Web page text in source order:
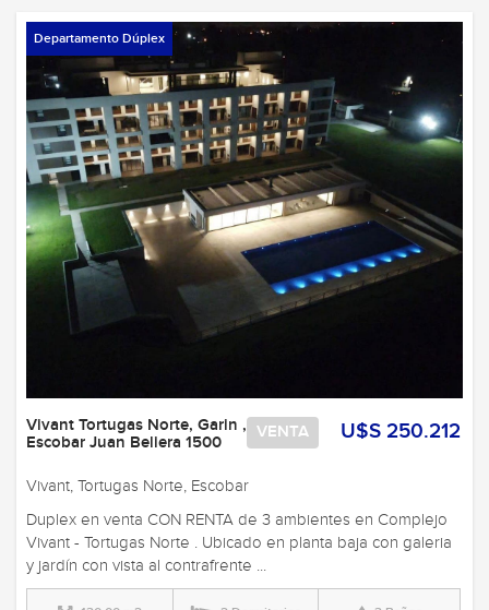
Departamento Dúplex
U$S 250.212
VENTA
Vivant Tortugas Norte, Garin ,
Escobar Juan Beliera 1500
Vivant, Tortugas Norte, Escobar
Duplex en venta CON RENTA de 3 ambientes en Complejo
Vivant - Tortugas Norte . Ubicado en planta baja con galeria
y jardín con vista al contrafrente ...